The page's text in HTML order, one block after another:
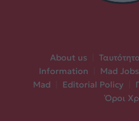
About us
Information
Mad Jobs
Mad
Editorial Policy
Όροι